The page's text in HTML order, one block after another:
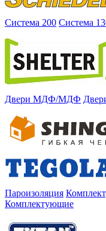
Система 200 Система
Двери МДФ/МДФ
Пароизоляция
Комплектующие